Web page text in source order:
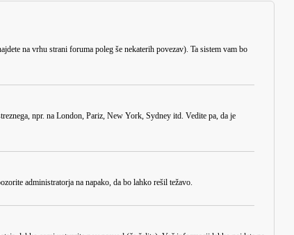
na vrhu strani foruma poleg še nekaterih povezav). Ta sistem vam bo
npr. na London, Pariz, New York, Sydney itd. Vedite pa, da je
administratorja na napako, da bo lahko rešil težavo.